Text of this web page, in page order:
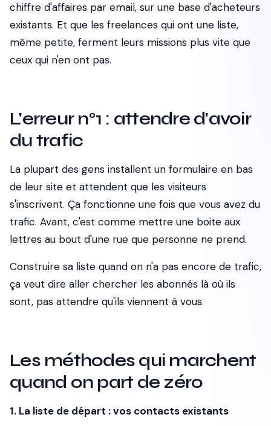
chiffre d'affaires par email, sur une base d'acheteurs
existants. Et que les freelances qui ont une liste,
même petite, ferment leurs missions plus vite que
ceux qui n'en ont pas.
L'erreur n°1 : attendre d'avoir
du trafic
La plupart des gens installent un formulaire en bas
de leur site et attendent que les visiteurs
s'inscrivent. Ça fonctionne une fois que vous avez du
trafic. Avant, c'est comme mettre une boite aux
lettres au bout d'une rue que personne ne prend.
Construire sa liste quand on n'a pas encore de trafic,
ça veut dire aller chercher les abonnés là où ils
sont, pas attendre qu'ils viennent à vous.
Les méthodes qui marchent
quand on part de zéro
1. La liste de départ : vos contacts existants